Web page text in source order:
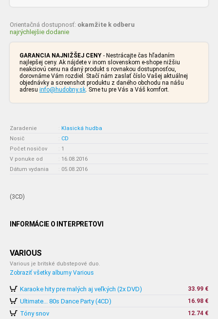
Orientačná dostupnosť: okamžite k odberu
najrýchlejšie dodanie
GARANCIA NAJNIŽŠEJ CENY - Nestrácajte čas hľadaním
najlepšej ceny. Ak nájdete v inom slovenskom e-shope nižšiu
neakciovú cenu na daný produkt s rovnakou dostupnosťou,
dorovnáme Vám rozdiel. Stačí nám zaslať číslo Vašej aktuálnej
objednávky a screenshot produktu z daného obchodu na nášu
adresu info@hudobny.sk. Sme tu pre Vás a Váš komfort.
Zaradenie : Klasická hudba
Nosič
: CD
Počet nosičov
: 1
V ponuke od
: 16.08.2016
Dátum vydania
: 05.08.2016
(3CD)
INFORMÁCIE O INTERPRETOVI
VARIOUS
Various je britské dubstepové duo.
Zobraziť všetky albumy Various
Karaoke hity pre malých aj veľkých (2x DVD) 33.99 €
Ultimate... 80s Dance Party (4CD) 16.98 €
Tóny snov 12.74 €